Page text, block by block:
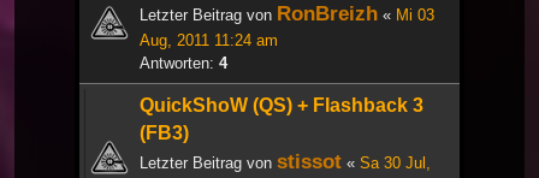
Letzter Beitrag von RonBreizh « Mi 03
Aug, 2011 11:24 am
Antworten: 4
QuickShoW (QS) + Flashback 3
(FB3)
Letzter Beitrag von stissot « Sa 30 Jul,